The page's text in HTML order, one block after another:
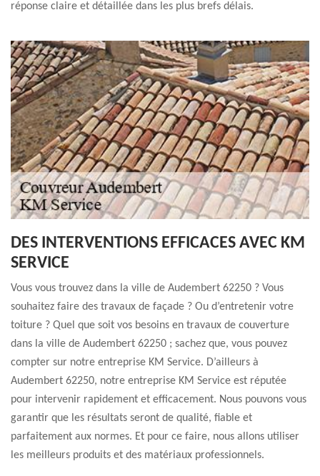
réponse claire et détaillée dans les plus brefs délais.
DES INTERVENTIONS EFFICACES AVEC KM
SERVICE
Vous vous trouvez dans la ville de Audembert 62250 ? Vous
souhaitez faire des travaux de façade ? Ou d’entretenir votre
toiture ? Quel que soit vos besoins en travaux de couverture
dans la ville de Audembert 62250 ; sachez que, vous pouvez
compter sur notre entreprise KM Service. D’ailleurs à
Audembert 62250, notre entreprise KM Service est réputée
pour intervenir rapidement et efficacement. Nous pouvons vous
garantir que les résultats seront de qualité, fiable et
parfaitement aux normes. Et pour ce faire, nous allons utiliser
les meilleurs produits et des matériaux professionnels.